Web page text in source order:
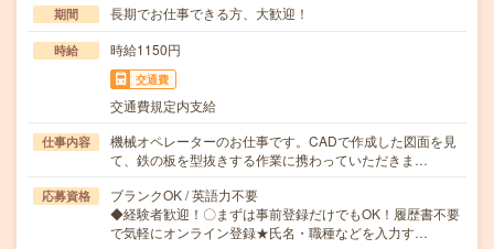
期間 長期でお仕事できる方、大歓迎！
時給 時給1150円
交通費
交通費規定内支給
仕事内容
機械オペレーターのお仕事です。CADで作成した図面を見
て、鉄の板を型抜きする作業に携わっていただきま…
応募資格
ブランクOK / 英語力不要
◆経験者歓迎！〇まずは事前登録だけでもOK！履歴書不要
で気軽にオンライン登録★氏名・職種などを入力す…